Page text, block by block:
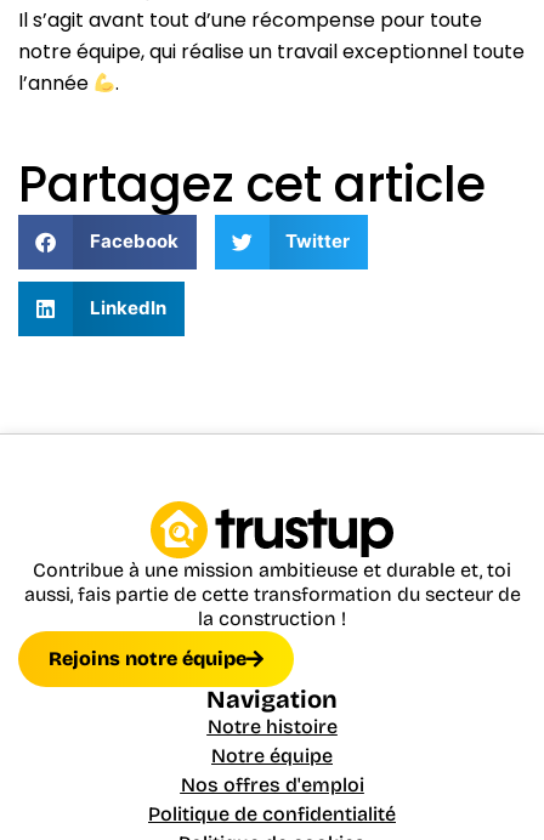
Il s’agit avant tout d’une récompense pour toute
notre équipe, qui réalise un travail exceptionnel toute
l’année
.
Partagez cet article
Facebook Twitter
LinkedIn
Contribue à une mission ambitieuse et durable et, toi
aussi, fais partie de cette transformation du secteur de
la construction !
Rejoins notre équipe
Navigation
Notre histoire
Notre équipe
Nos offres d'emploi
Politique de confidentialité